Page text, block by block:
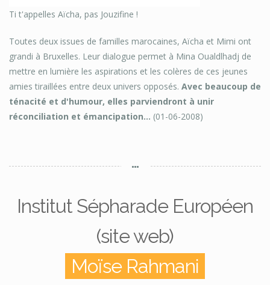
Ti t'appelles Aïcha, pas Jouzifine !
Toutes deux issues de familles marocaines, Aïcha et Mimi ont
grandi à Bruxelles. Leur dialogue permet à Mina Oualdlhadj de
mettre en lumière les aspirations et les colères de ces jeunes
amies tiraillées entre deux univers opposés. Avec beaucoup de
ténacité et d'humour, elles parviendront à unir
réconciliation et émancipation... (01-06-2008)
Institut Sépharade Européen
(site web)
Moïse Rahmani